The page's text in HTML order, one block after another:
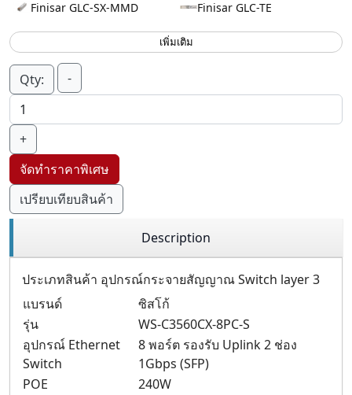
Finisar GLC-SX-MMD Finisar GLC-TE
เพิ่มเติม
Qty: -
+
จัดทำราคาพิเศษ
เปรียบเทียบสินค้า
Description
ประเภทสินค้า อุปกรณ์กระจายสัญญาณ Switch layer 3
แบรนด์
ซิสโก้
รุ่น
WS-C3560CX-8PC-S
อุปกรณ์ Ethernet
Switch
8 พอร์ต รองรับ Uplink 2 ช่อง
1Gbps (SFP)
POE
240W